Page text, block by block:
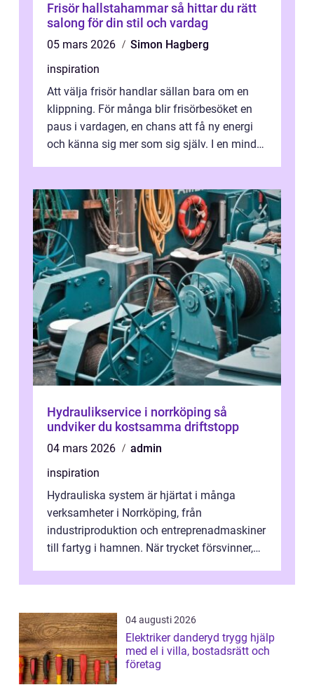
Frisör hallstahammar så hittar du rätt
salong för din stil och vardag
05 mars 2026
Simon Hagberg
inspiration
Att välja frisör handlar sällan bara om en
klippning. För många blir frisörbesöket en
paus i vardagen, en chans att få ny energi
och känna sig mer som sig själv. I en mindre
Hydraulikservice i norrköping så
undviker du kostsamma driftstopp
04 mars 2026
admin
inspiration
Hydrauliska system är hjärtat i många
verksamheter i Norrköping, från
industriproduktion och entreprenadmaskiner
till fartyg i hamnen. När trycket försvinner,
04 augusti 2026
Elektriker danderyd trygg hjälp
med el i villa, bostadsrätt och
företag